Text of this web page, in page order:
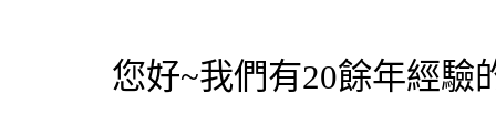
您好~我們有20餘年經驗